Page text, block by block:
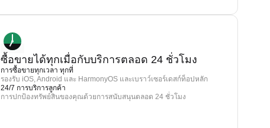
ซื้อขายได้ทุกเมื่อกับบริการตลอด 24 ชั่วโมง
การซื้อขายทุกเวลา ทุกที่
รองรับ iOS, Android และ HarmonyOS และเบราว์เซอร์เดสก์ท็อปหลัก
24/7 การบริการลูกค้า
การปกป้องทรัพย์สินของคุณด้วยการสนับสนุนตลอด 24 ชั่วโมง